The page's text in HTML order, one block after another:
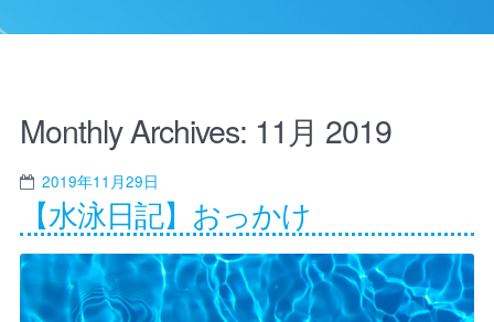
Monthly Archives: 11月 2019
2019年11月29日
【水泳日記】おっかけ